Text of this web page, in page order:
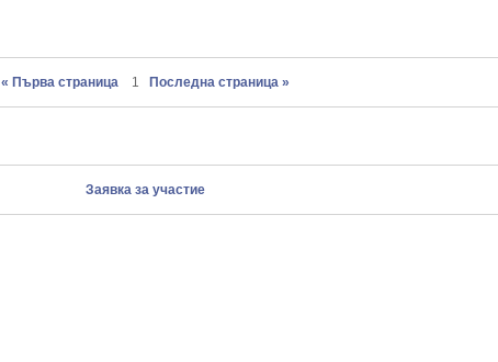
« Първа страница 1 Последна страница »
Заявка за участие